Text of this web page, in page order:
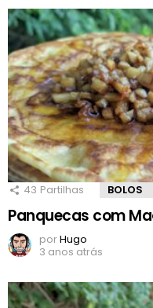
43 Partilhas BOLOS
Panquecas com
porHugo
3 anos atrás